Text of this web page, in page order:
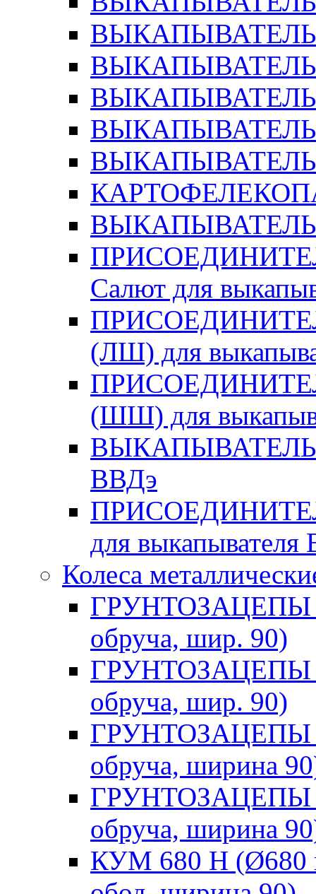
Салют для
(ЛШ) для
(ШШ) для
ВЫКАПЫВАТЕЛЬ
ВВДэ
для выкапывателя
Колеса
ГРУНТОЗАЦЕПЫ
обруча, шир. 90)
ГРУНТОЗАЦЕПЫ
обруча, шир. 90)
ГРУНТОЗАЦЕПЫ
обруча, ширина
ГРУНТОЗАЦЕПЫ
обруча, ширина
КУМ 680 Н (Ø680